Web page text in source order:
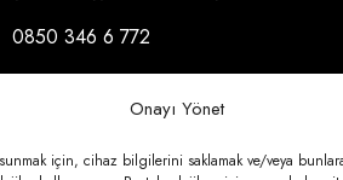
Onayı Yönet
için, cihaz bilgilerini saklamak ve/veya
0850 346 6 772